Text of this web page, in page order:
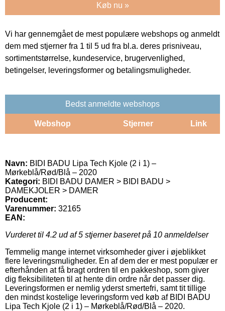
Køb nu »
Vi har gennemgået de mest populære webshops og anmeldt
dem med stjerner fra 1 til 5 ud fra bl.a. deres prisniveau,
sortimentstørrelse, kundeservice, brugervenlighed,
betingelser, leveringsformer og betalingsmuligheder.
Bedst anmeldte webshops
Webshop Stjerner Link
Navn: BIDI BADU Lipa Tech Kjole (2 i 1) –
Mørkeblå/Rød/Blå – 2020
Kategori: BIDI BADU DAMER > BIDI BADU >
DAMEKJOLER > DAMER
Producent:
Varenummer: 32165
EAN:
Vurderet til 4.2 ud af 5 stjerner baseret på 10 anmeldelser
Temmelig mange internet virksomheder giver i øjeblikket
flere leveringsmuligheder. En af dem der er mest populær er
efterhånden at få bragt ordren til en pakkeshop, som giver
dig fleksibiliteten til at hente din ordre når det passer dig.
Leveringsformen er nemlig yderst smertefri, samt tit tillige
den mindst kostelige leveringsform ved køb af BIDI BADU
Lipa Tech Kjole (2 i 1) – Mørkeblå/Rød/Blå – 2020.